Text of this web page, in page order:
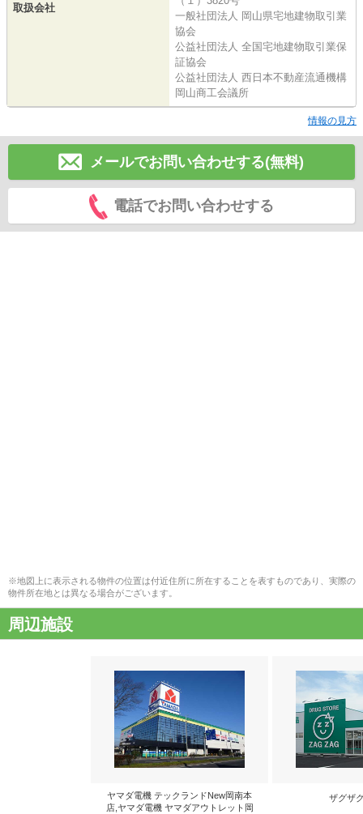
取扱会社
一般社団法人 岡山県宅地建物取引業
協会
公益社団法人 全国宅地建物取引業保
証協会
公益社団法人 西日本不動産流通機構
岡山商工会議所
情報の見方
メールでお問い合わせする(無料)
電話でお問い合わせする
※地図上に表示される物件の位置は付近住所に所在することを表すものであり、実際の
物件所在地とは異なる場合がございます。
周辺施設
ヤマダ電機 テックランドNew岡南本
店,ヤマダ電機 ヤマダアウトレット岡
ザグザ